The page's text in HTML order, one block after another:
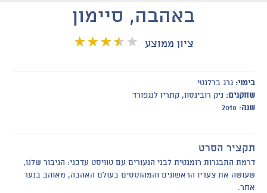
באהבה, סיימון
ציון ממוצע
בימוי: גרג ברלנטי
שחקנים: ניק רובינסון, קתרין לנגפורד
שנה: 2018
תקציר הסרט
דרמת התבגרות רומנטית לבני הנעורים עם טוויסט עדכני: הגיבור שלנו,
שעושה את צעדיו הראשונים והמהוססים בעולם האהבה, מאוהב בנער
אחר.